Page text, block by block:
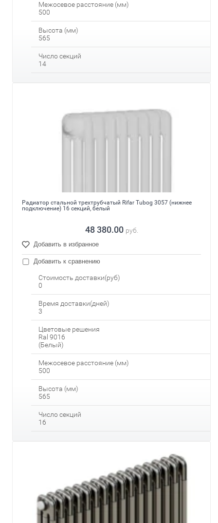
Межосевое расстояние (мм)
500
Высота (мм)
565
Число секций
14
Радиатор стальной трехтрубчатый Rifar Tubog 3057 (нижнее
подключение) 16 секций, белый
48 380.00 руб.
Добавить в избранное
Добавить к сравнению
Стоимость доставки(руб)
0
Время доставки(дней)
3
Цветовые решения
Ral 9016
(Белый)
Межосевое расстояние (мм)
500
Высота (мм)
565
Число секций
16